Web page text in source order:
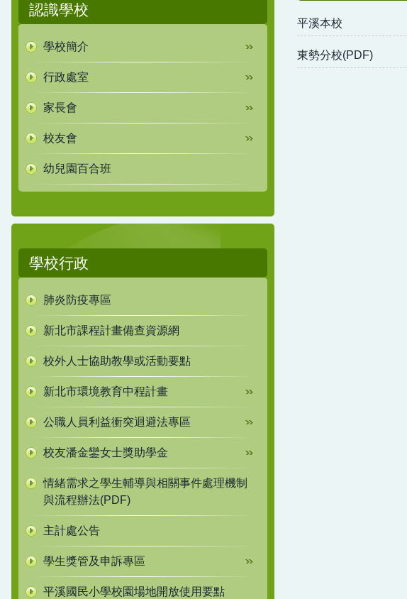
認識學校
學校簡介
行政處室
家長會
校友會
幼兒園百合班
學校行政
肺炎防疫專區
新北市課程計畫備查資源網
校外人士協助教學或活動要點
新北市環境教育中程計畫
公職人員利益衝突迴避法專區
校友潘金鑾女士獎助學金
情緒需求之學生輔導與相關事件處理機制
與流程辦法(PDF)
主計處公告
學生獎管及申訴專區
平溪國民小學校園場地開放使用要點
平溪本校
東勢分校(PDF)